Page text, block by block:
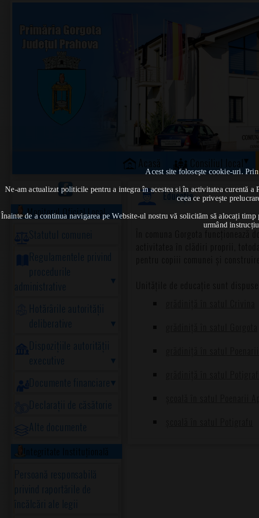
Acest site foloseşte cookie-uri.
Ne-am actualizat politicile pentru a integra în acestea si în activitatea curentă
ceea ce privește
Înainte de a continua navigarea pe Website-ul nostru vă solicităm să alocați
urmând
Acasă Consiliul local
Monitorul Oficial Local
Statutul comunei
Regulamentele privind
procedurile
administrative
Hotărârile autorității
deliberative
Dispozițiile autorității
executive
Documente financiare
Declarații de căsătorie
Alte documente
Integritate Instituțională
Persoană responsabilă
privind raportările de
încălcări ale legii
Educație
În comuna Gorgota